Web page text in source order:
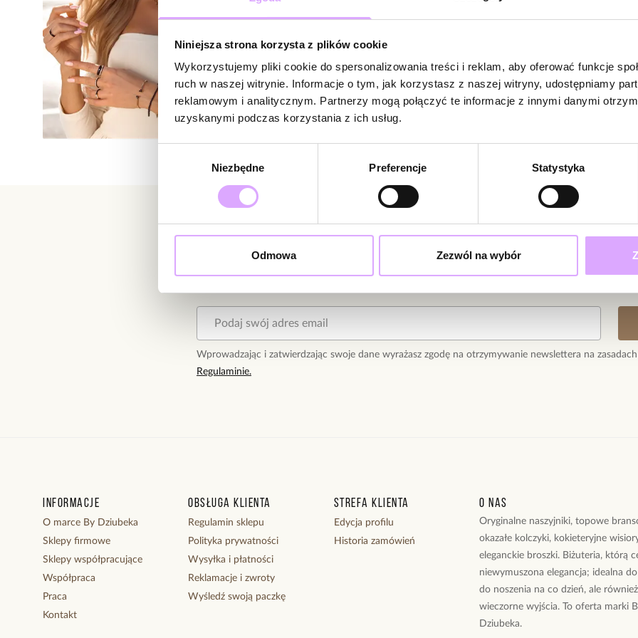
Niniejsza strona korzysta z plików cookie
Wykorzystujemy pliki cookie do spersonalizowania treści i reklam, aby oferować funkcje
ruch w naszej witrynie. Informacje o tym, jak korzystasz z naszej witryny, udostępniamy
reklamowym i analitycznym. Partnerzy mogą połączyć te informacje z innymi danymi
uzyskanymi podczas korzystania z ich usług.
Niezbędne Preferencje Statystyka
Odmowa Zezwól na wybór
W naszej
Bardzo
Newsletter
Bądź na bieżąco z nowościami i promocjami!
Wprowadzając i zatwierdzając swoje dane wyrażasz zgodę na otrzymywanie newslettera na
Regulaminie.
Informacje
O marce By Dziubeka
Sklepy firmowe
Sklepy współpracujące
Współpraca
Praca
Kontakt
Obsługa klienta
Regulamin sklepu
Polityka prywatności
Wysyłka i płatności
Reklamacje i zwroty
Wyśledź swoją paczkę
Strefa klienta
Edycja profilu
Historia zamówień
O nas
Oryginalne naszyjniki, topowe
okazałe kolczyki, kokieteryjne
eleganckie broszki. Biżuteria, którą
niewymuszona elegancja; idealna
do noszenia na co dzień, ale
wieczorne wyjścia. To oferta marki
Dziubeka.